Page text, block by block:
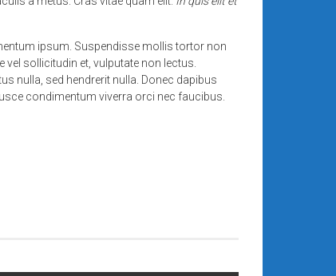
ipsum. Suspendisse mollis tortor non
sollicitudin et, vulputate non lectus.
nulla, sed hendrerit nulla. Donec dapibus
condimentum viverra orci nec faucibus.